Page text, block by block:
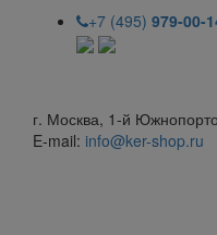
+7 (495) 979-00-
г. Москва, 1-й
E-mail: info@ker-shop.ru